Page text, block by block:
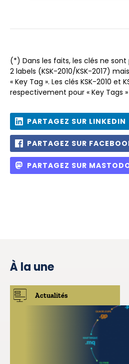
(*) Dans les faits, les clés ne
2 labels (KSK-2010/KSK-2017)
« Key Tag ». Les clés KSK-2010 et
respectivement pour « Key Tags »
PARTAGEZ SUR LINKEDIN
PARTAGEZ SUR
PARTAGEZ SUR
À la une
Actualités